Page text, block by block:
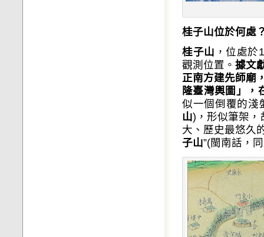
桂子山位於何處
桂子山 ，位處
觀測位置。據文
正南方建先師廟
隆臺灣輿圖」，
似一個倒覆的淺
山)，形似筆架，
大、歷史最悠久
子山”(閩南話，